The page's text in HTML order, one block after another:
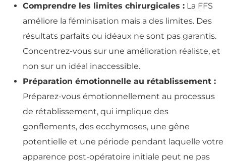
Comprendre les limites chirurgicales : La FFS
améliore la féminisation mais a des limites. Des
résultats parfaits ou idéaux ne sont pas garantis.
Concentrez-vous sur une amélioration réaliste, et
non sur un idéal inaccessible.
Préparation émotionnelle au rétablissement :
Préparez-vous émotionnellement au processus
de rétablissement, qui implique des
gonflements, des ecchymoses, une gêne
potentielle et une période pendant laquelle votre
apparence post-opératoire initiale peut ne pas